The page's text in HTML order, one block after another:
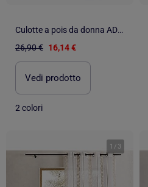
Culotte a pois da donna ADMAS
26,90 € 16,14 €
Vedi prodotto
2 colori
1 / 3